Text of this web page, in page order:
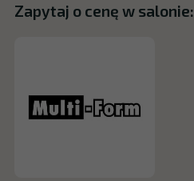
Zapytaj o cenę w salonie: